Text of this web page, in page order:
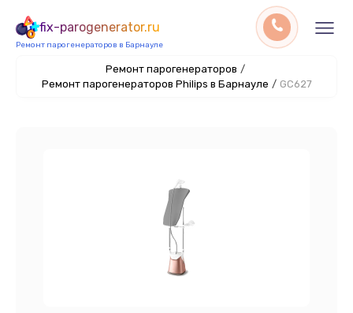
fix-parogenerator.ru
Ремонт парогенераторов в Барнауле
Ремонт парогенераторов /
Ремонт парогенераторов Philips в Барнауле / GC627